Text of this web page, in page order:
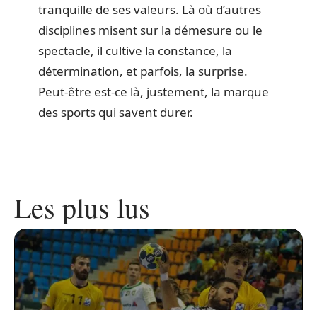
tranquille de ses valeurs. Là où d’autres
disciplines misent sur la démesure ou le
spectacle, il cultive la constance, la
détermination, et parfois, la surprise.
Peut-être est-ce là, justement, la marque
des sports qui savent durer.
Les plus lus